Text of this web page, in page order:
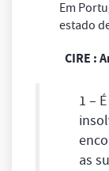
Em
estado
CIRE :
1 –
as